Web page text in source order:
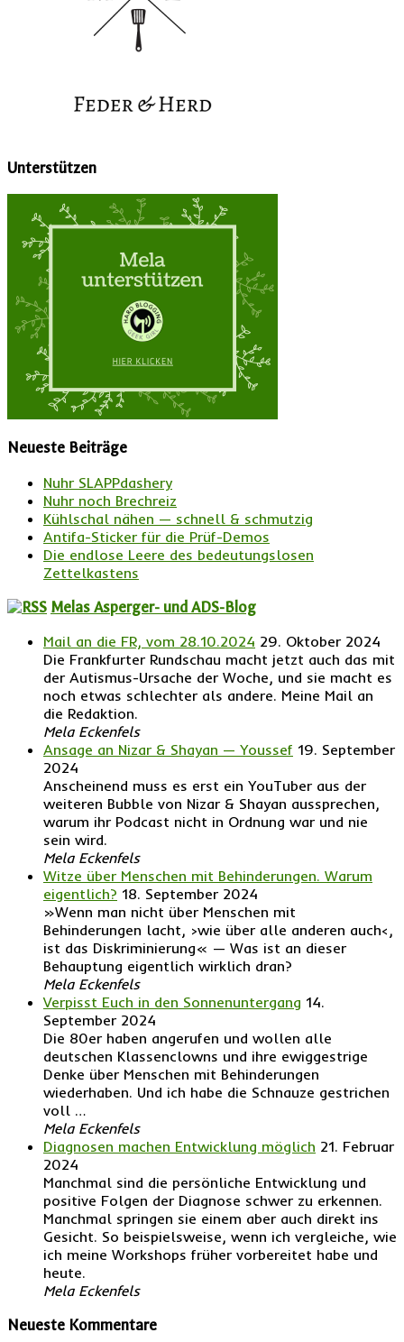
Unterstützen
Neueste Beiträge
Nuhr SLAPPdashery
Nuhr noch Brechreiz
Kühlschal nähen — schnell & schmutzig
Antifa-Sticker für die Prüf-Demos
Die endlose Leere des bedeutungslosen
Zettelkastens
Melas Asperger- und ADS-Blog
Mail an die FR, vom 28.10.2024 29. Oktober 2024
Die Frankfurter Rundschau macht jetzt auch das mit
der Autismus-Ursache der Woche, und sie macht es
noch etwas schlechter als andere. Meine Mail an
die Redaktion.
Mela Eckenfels
Ansage an Nizar & Shayan — Youssef 19. September
2024
Anscheinend muss es erst ein YouTuber aus der
weiteren Bubble von Nizar & Shayan aussprechen,
warum ihr Podcast nicht in Ordnung war und nie
sein wird.
Mela Eckenfels
Witze über Menschen mit Behinderungen. Warum
eigentlich? 18. September 2024
»Wenn man nicht über Menschen mit
Behinderungen lacht, ›wie über alle anderen auch‹,
ist das Diskriminierung« — Was ist an dieser
Behauptung eigentlich wirklich dran?
Mela Eckenfels
Verpisst Euch in den Sonnenuntergang 14.
September 2024
Die 80er haben angerufen und wollen alle
deutschen Klassenclowns und ihre ewiggestrige
Denke über Menschen mit Behinderungen
wiederhaben. Und ich habe die Schnauze gestrichen
voll …
Mela Eckenfels
Diagnosen machen Entwicklung möglich 21. Februar
2024
Manchmal sind die persönliche Entwicklung und
positive Folgen der Diagnose schwer zu erkennen.
Manchmal springen sie einem aber auch direkt ins
Gesicht. So beispielsweise, wenn ich vergleiche, wie
ich meine Workshops früher vorbereitet habe und
heute.
Mela Eckenfels
Neueste Kommentare